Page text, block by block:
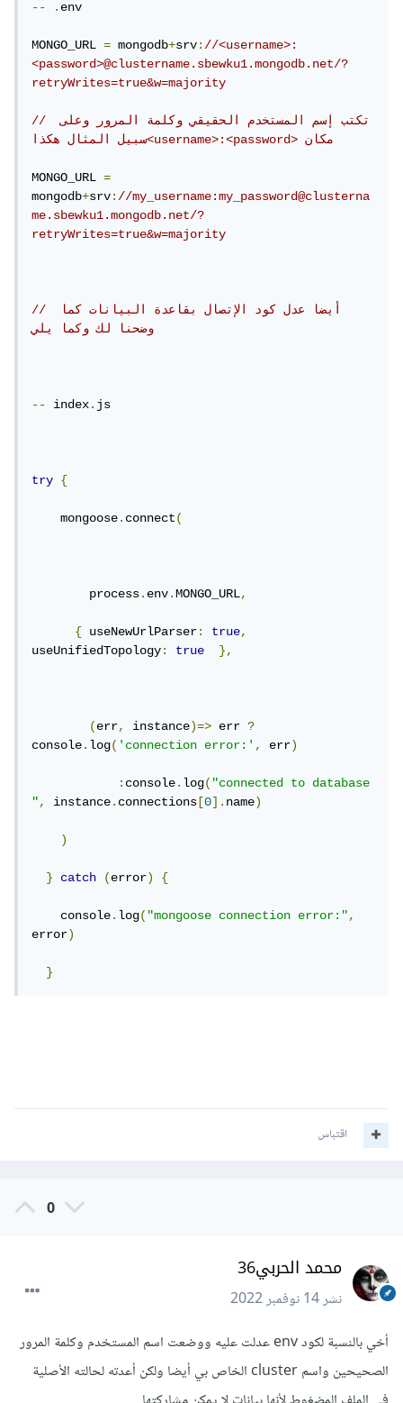
-- .env
MONGO_URL = mongodb+srv://<username>:
<password>@clustername.sbewku1.mongodb.net/?
retryWrites=true&w=majority
// تكتب إسم المستخدم الحقيقي وكلمة المرور وعلى
سبيل المثال هكذا<username>:<password> مكان
MONGO_URL =
mongodb+srv://my_username:my_password@clusterna
me.sbewku1.mongodb.net/?
retryWrites=true&w=majority
// أيضا عدل كود الإتصال بقاعدة البيانات كما
وضحنا لك وكما يلي
-- index.js
try {
mongoose.connect(
process.env.MONGO_URL,
{ useNewUrlParser: true,
useUnifiedTopology: true },
(err, instance)=> err ?
console.log('connection error:', err)
:console.log("connected to database
", instance.connections[0].name)
)
} catch (error) {
console.log("mongoose connection error:",
error)
}
اقتباس
0
محمد الحربي36
نشر14 نوفمبر 2022
أخي بالنسبة لكود env عدلت عليه ووضعت اسم المستخدم وكلمة المرور
الصحيحين واسم cluster الخاص بي أيضا ولكن أعدته لحالته الأصلية